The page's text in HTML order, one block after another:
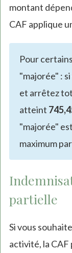
montant
CAF applique
Pour
"majorée" :
et arrêtez
atteint
"majorée"
maximum
partielle
Si vous
activité, la CAF